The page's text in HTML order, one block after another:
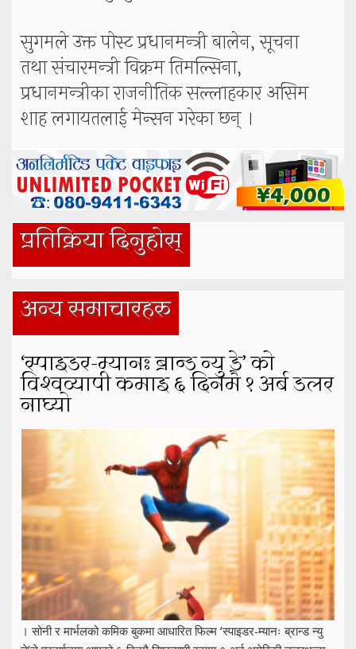
सुगमले उक्त पोस्ट प्रधानमन्त्री बालेन, सूचना
तथा संचारमन्त्री विक्रम तिमल्सिना,
प्रधानमन्त्रीका राजनीतिक सल्लाहकार असिम
शाह लगायतलाई मेन्सन गरेका छन् ।
प्रतिक्रिया दिनुहोस्
अन्य समाचारहरु
‘स्पाइडर-म्यानः ब्रान्ड न्यु डे’ को
विश्वव्यापी कमाइ ६ दिनमै १ अर्ब डलर
नाघ्यो
। सोनी र मार्भलको कमिक बुकमा आधारित फिल्म ‘स्पाइडर-म्यानः ब्रान्ड न्यु